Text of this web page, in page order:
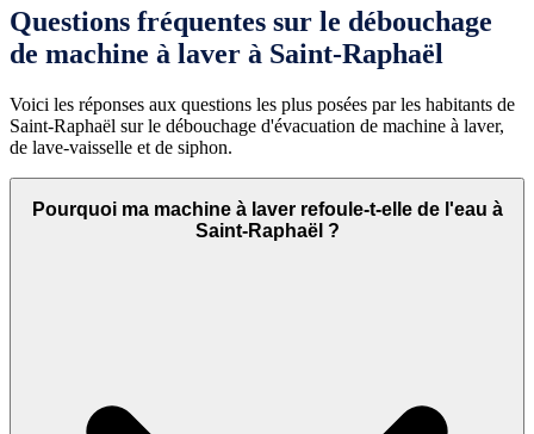
Questions fréquentes sur le débouchage
de machine à laver à Saint-Raphaël
Voici les réponses aux questions les plus posées par les habitants de
Saint-Raphaël sur le débouchage d'évacuation de machine à laver,
de lave-vaisselle et de siphon.
Pourquoi ma machine à laver refoule-t-elle de l'eau à
Saint-Raphaël ?